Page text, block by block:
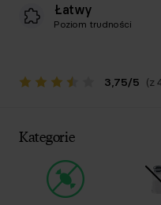
Łatwy
Poziom trudności
3,75/5 (z
Kategorie